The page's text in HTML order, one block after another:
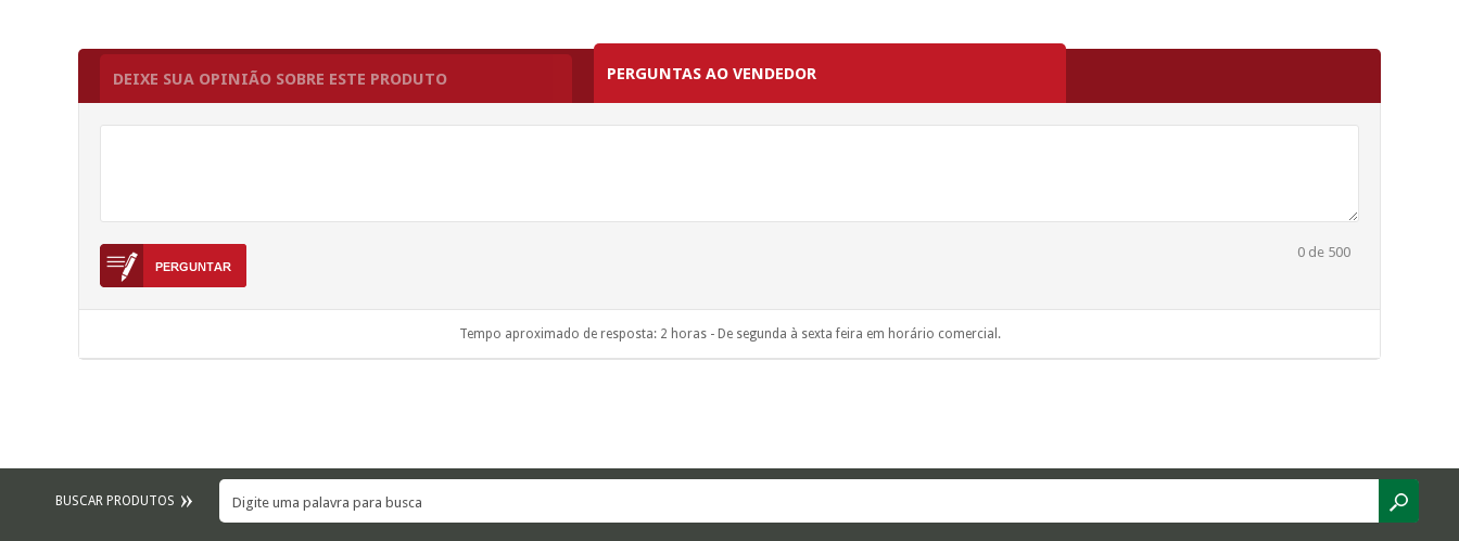
DEIXE SUA OPINIÃO SOBRE ESTE PRODUTO PERGUNTAS AO VENDEDOR
0 de 500
Tempo aproximado de resposta: 2 horas - De segunda à sexta feira em horário comercial.
BUSCAR PRODUTOS